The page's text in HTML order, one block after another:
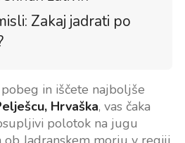
Zakaj jadrati po
in iščete najboljše
Hrvaška, vas čaka
polotok na jugu